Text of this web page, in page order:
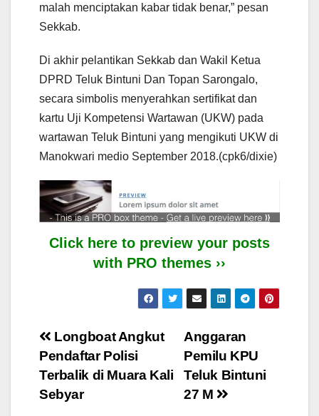
malah menciptakan kabar tidak benar,” pesan
Sekkab.
Di akhir pelantikan Sekkab dan Wakil Ketua
DPRD Teluk Bintuni Dan Topan Sarongalo,
secara simbolis menyerahkan sertifikat dan
kartu Uji Kompetensi Wartawan (UKW) pada
wartawan Teluk Bintuni yang mengikuti UKW di
Manokwari medio September 2018.(cpk6/dixie)
Click here to preview your posts
with PRO themes ››
Post
navigation
Anggaran
Pemilu KPU
Teluk Bintuni
27 M
Longboat Angkut
Pendaftar Polisi
Terbalik di Muara Kali
Sebyar